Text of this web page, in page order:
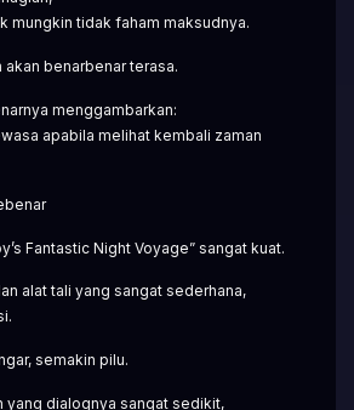
mungkin tidak faham maksudnya.
benarbenar terasa.
menggambarkan:
apabila melihat kembali zaman
Fantastic Night Voyage” sangat kuat.
alat tali yang sangat sederhana,
semakin pilu.
yang dialognya sangat sedikit,